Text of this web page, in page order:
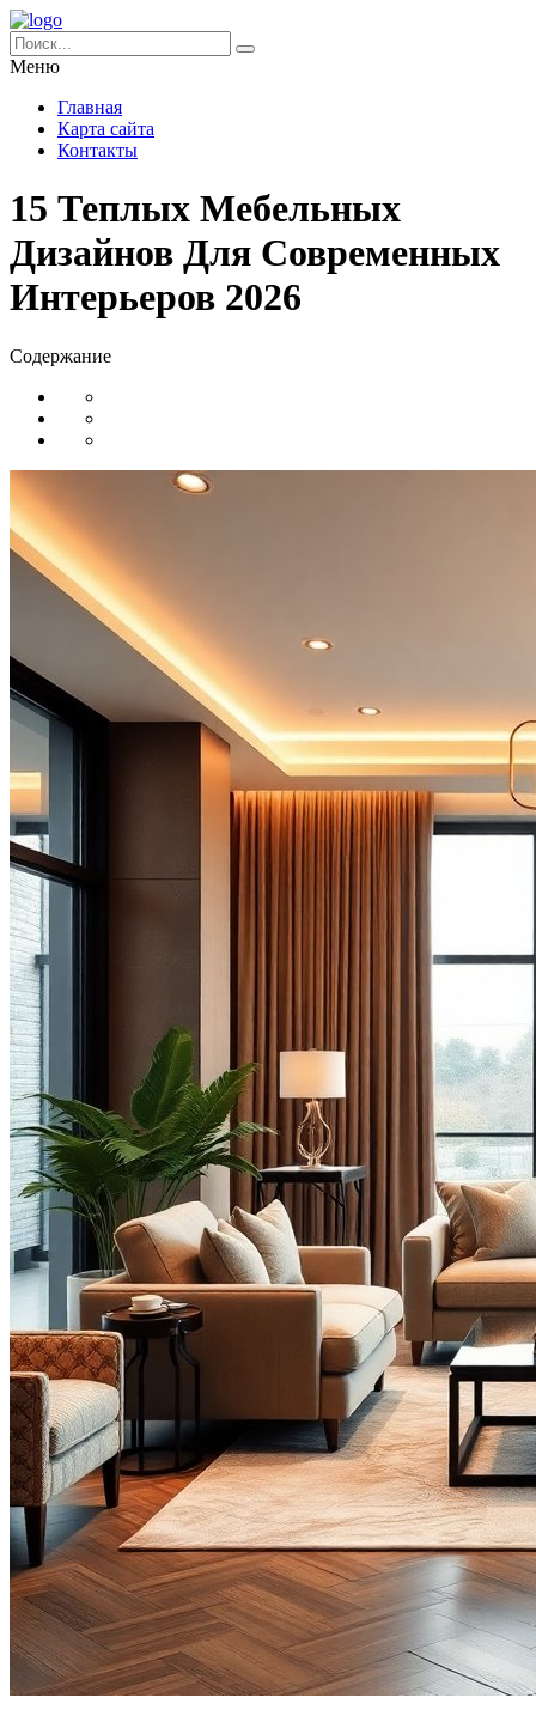
Меню
Главная
Карта сайта
Контакты
15 Теплых Мебельных
Дизайнов Для Современных
Интерьеров 2026
Содержание